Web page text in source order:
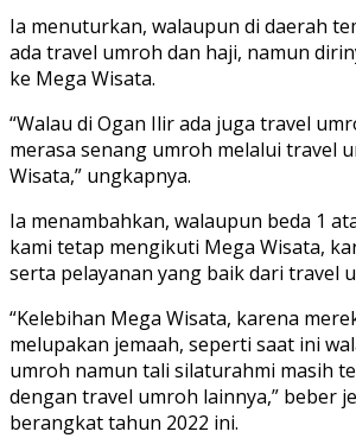
Ia menuturkan, walaupun di daerah
ada travel umroh dan haji, namun
ke Mega Wisata.
“Walau di Ogan Ilir ada juga travel
merasa senang umroh melalui travel
Wisata,” ungkapnya.
Ia menambahkan, walaupun beda 1
kami tetap mengikuti Mega Wisata,
serta pelayanan yang baik dari travel
“Kelebihan Mega Wisata, karena
melupakan jemaah, seperti saat ini
umroh namun tali silaturahmi masih
dengan travel umroh lainnya,” beber
berangkat tahun 2022 ini.